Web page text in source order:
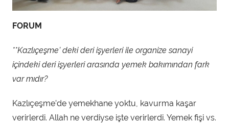
FORUM
**Kazlıçeşme’ deki deri işyerleri ile organize sanayi
içindeki deri işyerleri arasında yemek bakımından fark
var mıdır?
Kazlıçeşme’de yemekhane yoktu, kavurma kaşar
verirlerdi. Allah ne verdiyse işte verirlerdi. Yemek fişi vs.